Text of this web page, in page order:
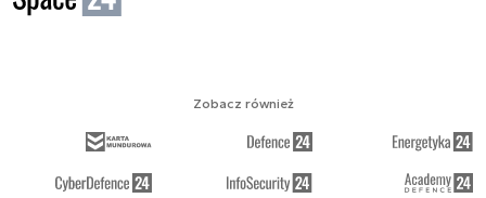
Zobacz również